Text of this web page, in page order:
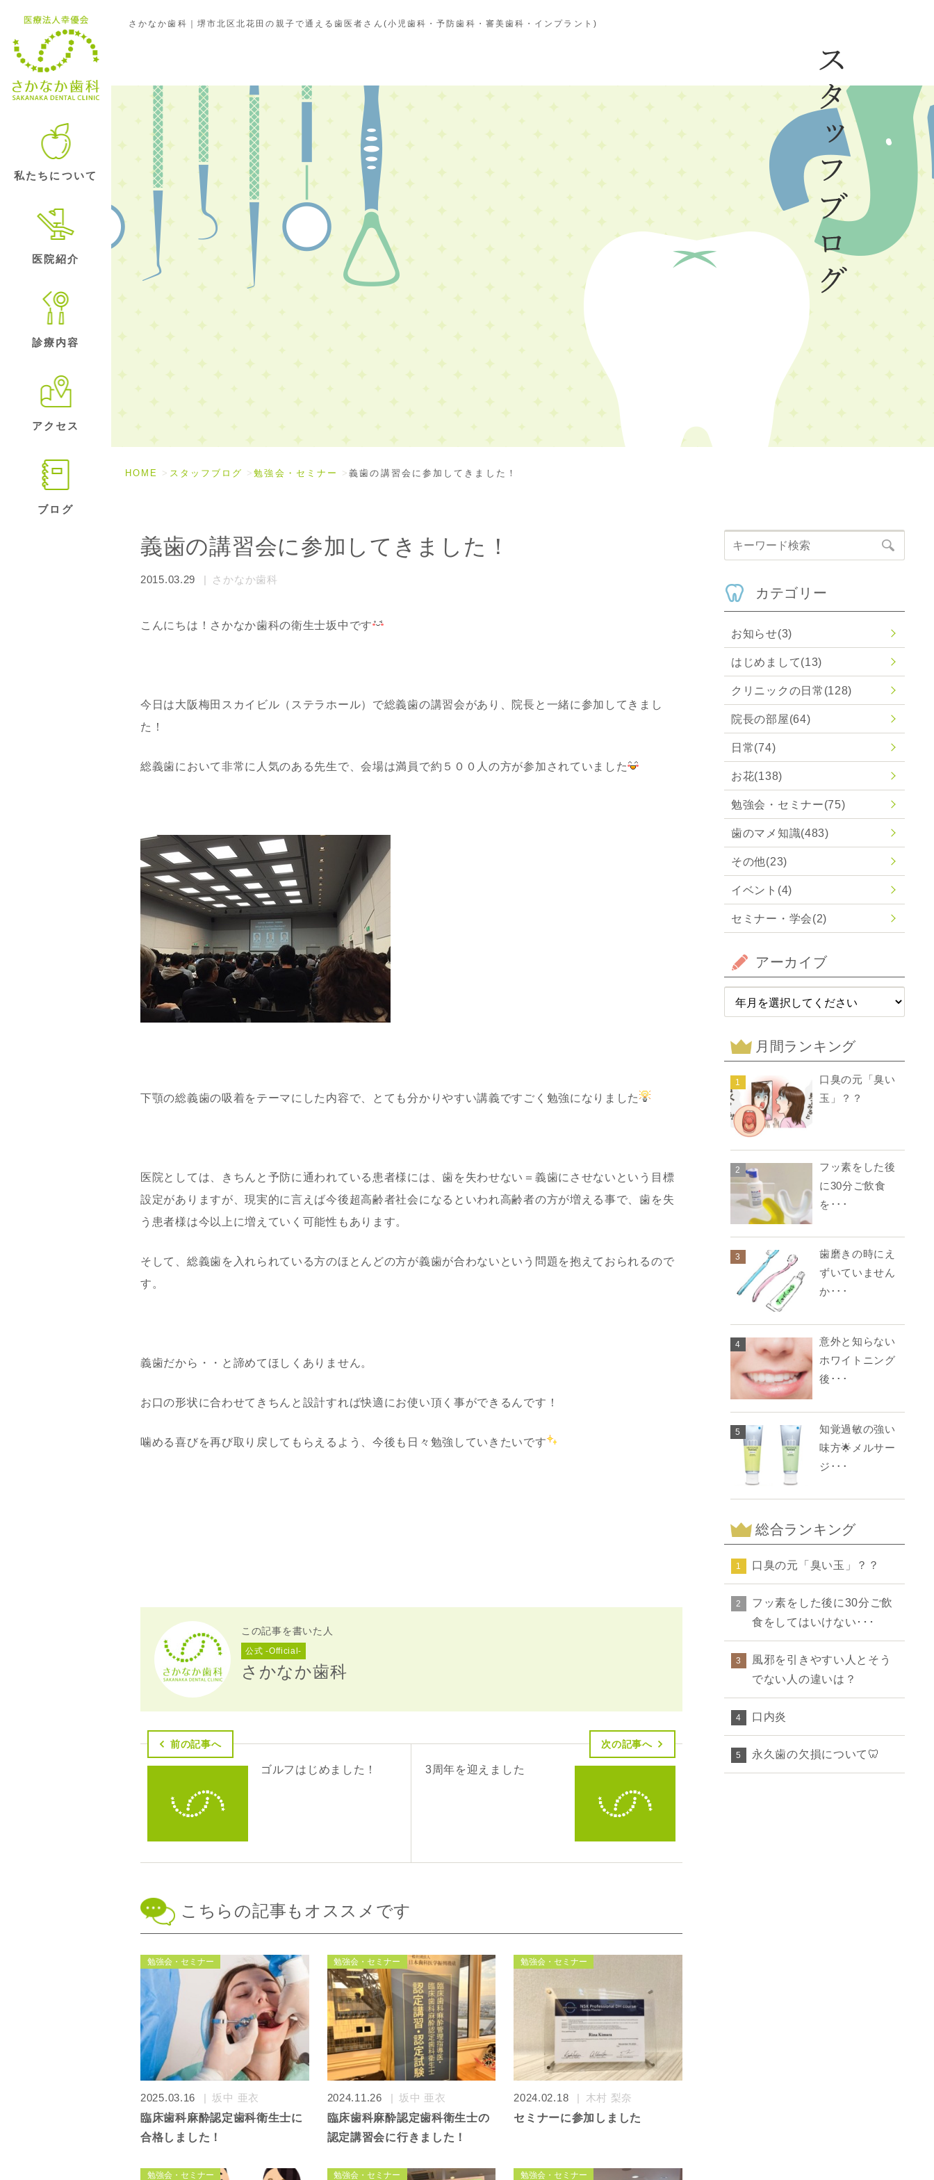
さかなか歯科｜堺市北区北花田の親子で通える歯医者さん(小児歯科・予防歯科・審美歯科・インプラント)
私たちについて
医院紹介
診療内容
アクセス
ブログ
HOME スタッフブログ 勉強会・セミナー 義歯の講習会に参加してきました！
勉強会・セミナー
義歯の講習会に参加してきました！
2015.03.29 さかなか歯科
こんにちは！さかなか歯科の衛生士坂中です
今日は大阪梅田スカイビル（ステラホール）で総義歯の講習会があり、院長と一緒に参加してきまし
た！
総義歯において非常に人気のある先生で、会場は満員で約５００人の方が参加されていました
下顎の総義歯の吸着をテーマにした内容で、とても分かりやすい講義ですごく勉強になりました
医院としては、きちんと予防に通われている患者様には、歯を失わせない＝義歯にさせないという目標
設定がありますが、現実的に言えば今後超高齢者社会になるといわれ高齢者の方が増える事で、歯を失
う患者様は今以上に増えていく可能性もあります。
そして、総義歯を入れられている方のほとんどの方が義歯が合わないという問題を抱えておられるので
す。
義歯だから・・と諦めてほしくありません。
お口の形状に合わせてきちんと設計すれば快適にお使い頂く事ができるんです！
噛める喜びを再び取り戻してもらえるよう、今後も日々勉強していきたいです
この記事を書いた人
公式 -Official-
さかなか歯科
前の記事へ
ゴルフはじめました！
次の記事へ
3周年を迎えました
こちらの記事もオススメです
勉強会・セミナー
2025.03.16
坂中 亜衣
臨床歯科麻酔認定歯科衛生士に
合格しました！
勉強会・セミナー
2024.11.26
坂中 亜衣
臨床歯科麻酔認定歯科衛生士の
認定講習会に行きました！
勉強会・セミナー
2024.02.18
木村 梨奈
セミナーに参加しました
勉強会・セミナー 勉強会・セミナー 勉強会・セミナー
カテゴリー
お知らせ(3)
はじめまして(13)
クリニックの日常 (128)
院長の部屋(64)
日常(74)
お花(138)
勉強会・セミナー(75)
歯のマメ知識(483)
その他(23)
イベント (4)
セミナー・学会(2)
アーカイブ
月間ランキング
1
口臭の元「臭い
玉」？？
2
フッ素をした後
に30分ご飲食
を･･･
3
歯磨きの時にえ
ずいていません
か･･･
4
意外と知らない
ホワイトニング
後･･･
5
知覚過敏の強い
味方🌟メルサー
ジ･･･
総合ランキング
1 口臭の元「臭い玉」？？
2
フッ素をした後に30分ご飲
食をしてはいけない･･･
3
風邪を引きやすい人とそう
でない人の違いは？
4 口内炎
5 永久歯の欠損について🦷